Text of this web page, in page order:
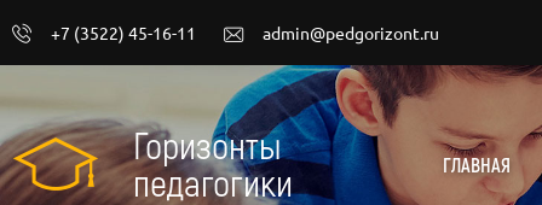
+7 (3522) 45-16-11 admin@pedgorizont.ru
Горизонты
педагогики
ГЛАВНАЯ